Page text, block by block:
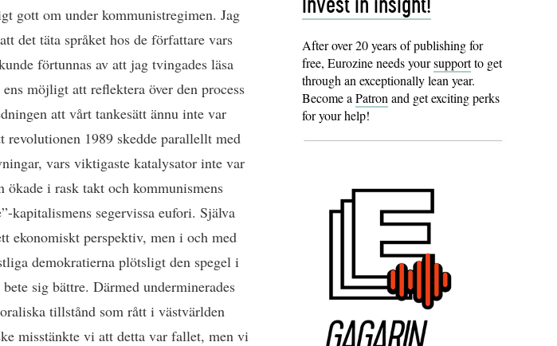
gott om under kommunistregimen. Jag
det täta språket hos de författare vars
förtunnas av att jag tvingades läsa
möjligt att reflektera över den process
att vårt tankesätt ännu inte var
1989 skedde parallellt med
vars viktigaste katalysator inte var
i rask takt och kommunismens
kapitalismens segervissa eufori. Själva
ekonomiskt perspektiv, men i och med
demokratierna plötsligt den spegel i
sig bättre. Därmed underminerades
tillstånd som rått i västvärlden
misstänkte vi att detta var fallet, men vi
Invest in insight!
After over 20 years of publishing for
free, Eurozine needs yoursupportto get
through an exceptionally lean year.
Become aPatronand get exciting perks
for your help!